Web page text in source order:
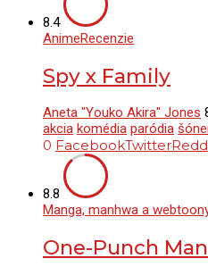
8.4
AnimeRecenzie
Spy x Family
Aneta "Youko Akira" Jones
akcia komédia paródia
0 FacebookTwitter
8.8
Manga, manhwa a
One-Punch